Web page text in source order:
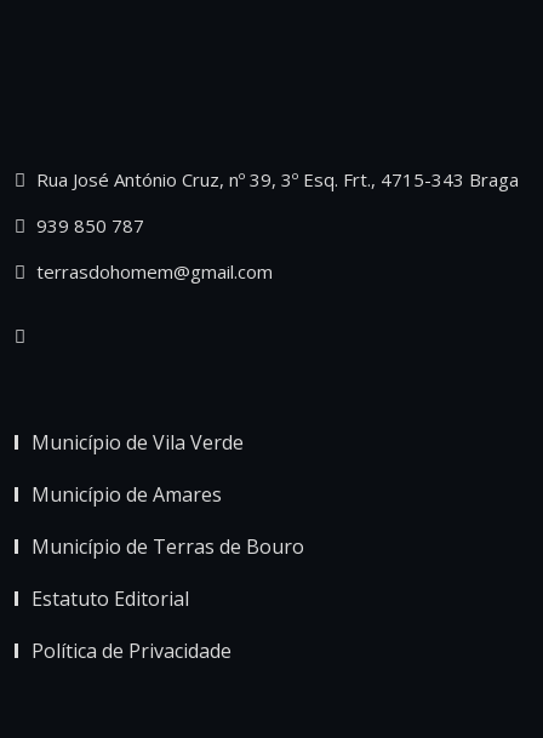
Rua José António Cruz, nº 39, 3º Esq. Frt., 4715-343 Braga
939 850 787
terrasdohomem@gmail.com
Município de Vila Verde
Município de Amares
Município de Terras de Bouro
Estatuto Editorial
Política de Privacidade